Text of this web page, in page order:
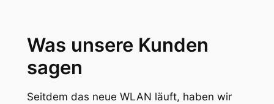
Was unsere Kunden
sagen
Seitdem das neue WLAN läuft, haben wir